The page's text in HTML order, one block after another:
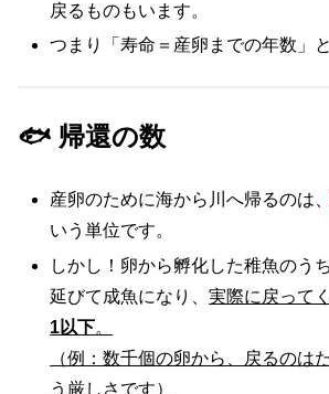
戻るものもいます。
つまり「寿命＝産卵までの年数」
🐟 帰還の数
産卵のために海から川へ帰るのは
いう単位です。
しかし！卵から孵化した稚魚のう
延びて成魚になり、実際に戻って
1以下。
（例：数千個の卵から、戻るのは
う厳しさです）